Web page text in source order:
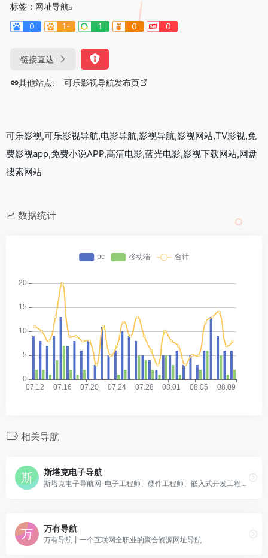
标签： 网址导航
0
1- 1 0 0
链接直达
其他站点: 可乐影视导航发布页
可乐影视,可乐影视导航,电影导航,影视导航,影视网站,TV影视,免
费影视app,免费小说APP,高清电影,蓝光电影,影视下载网站,网盘
搜索网站
数据统计
相关导航
斯塔克电子导航
斯塔克电子导航网-电子工程师、硬件工程师、嵌入式开发工程师导航网站
万有导航
万有导航丨一个互联网全职业的聚合资源网址导航